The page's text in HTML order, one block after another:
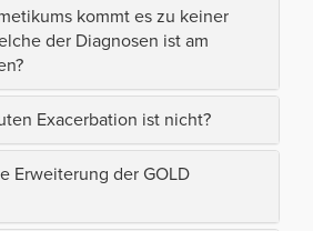
kommt es zu keiner
der Diagnosen ist am
Exacerbation ist nicht?
Erweiterung der GOLD